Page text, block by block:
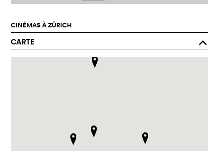
CINÉMAS À ZÜRICH
CARTE o